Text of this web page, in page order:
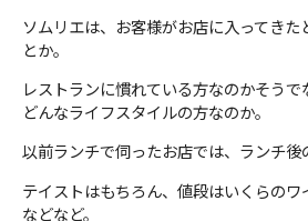
ソムリエは、お客様がお店に入ってき
とか。
レストランに慣れている方なのかそうで
どんなライフスタイルの方なのか。
以前ランチで伺ったお店では、ランチ後
テイストはもちろん、値段はいくらの
などなど。